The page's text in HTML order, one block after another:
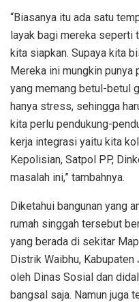
“Biasanya itu ada satu
layak bagi mereka seperti
kita siapkan. Supaya kita
Mereka ini mungkin punya
yang memang betul-betul
hanya stress, sehingga
kita perlu pendukung-
kerja integrasi yaitu kita
Kepolisian, Satpol PP,
masalah ini,” tambahnya.
Diketahui bangunan yang
rumah singgah tersebut
yang berada di sekitar
Distrik Waibhu,
oleh Dinas Sosial dan
bangsal saja. Namun juga